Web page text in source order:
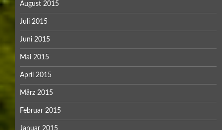
August 2015
Juli 2015
Juni 2015
Mai 2015
April 2015
März 2015
Februar 2015
Januar 2015